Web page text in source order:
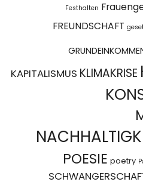
Festhalten
FREUNDSCHAFT
KAPITALISMUS KLIMAKRISE
POESIE poetry